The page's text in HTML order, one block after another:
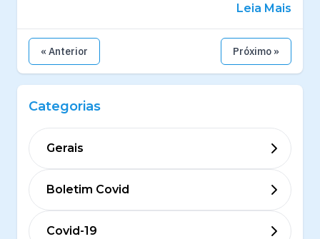
Leia Mais
« Anterior Próximo »
Categorias
Gerais
Boletim Covid
Covid-19